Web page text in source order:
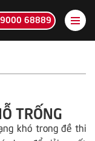
68889
TRỐNG
khó trong đề thi